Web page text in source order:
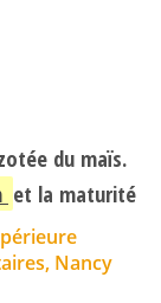
du maïs.
et la maturité
Nancy